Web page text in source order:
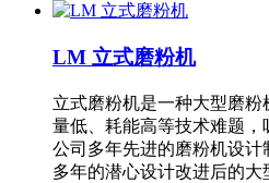
LM 立式磨粉机
立式磨粉机是一种大型磨
量低、耗能高等技术难题
公司多年先进的磨粉机设
多年的潜心设计改进后的